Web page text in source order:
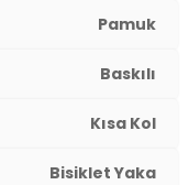
Pamuk
Baskılı
Kısa Kol
Bisiklet Yaka